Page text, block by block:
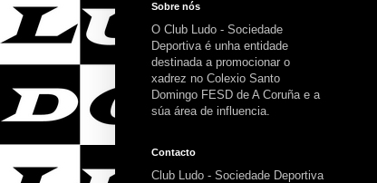
Sobre nós
O Club Ludo - Sociedade
Deportiva é unha entidade
destinada a promocionar o
xadrez no Colexio Santo
Domingo FESD de A Coruña e a
súa área de influencia.
Contacto
Club Ludo - Sociedade Deportiva